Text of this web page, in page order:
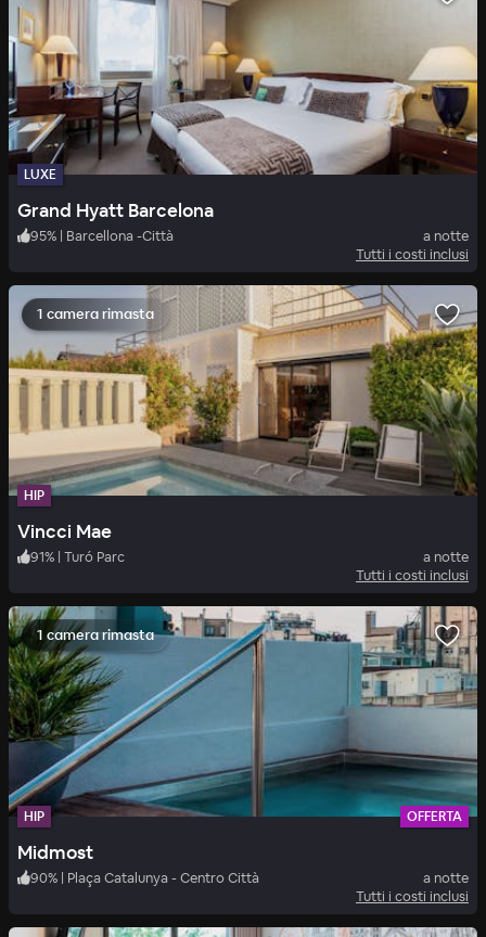
LUXE
Grand Hyatt Barcelona
95% | Barcellona -Città
a notte
Tutti i costi inclusi
1 camera rimasta
HIP
Vincci Mae
91% | Turó Parc
a notte
Tutti i costi inclusi
1 camera rimasta
HIP OFFERTA
Midmost
90% | Plaça Catalunya - Centro Città
a notte
Tutti i costi inclusi